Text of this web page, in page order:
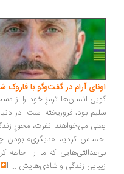
آرام در گفت‌وگو با فاروک شهیچ‭
انسان‌ها ترمزِ خود را از دست
بود، فروریخته است. در دنیای
می‌خواهند نفرت، محورِ
کردیم «دیگری» بودن چه
که ما را احاطه
زندگی و شادی‌هایش...